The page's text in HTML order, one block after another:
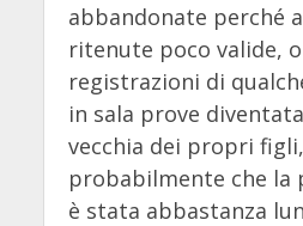
abbandonate perché
ritenute poco valide,
registrazioni di
in sala prove
vecchia dei propri
probabilmente che la
è stata abbastanza